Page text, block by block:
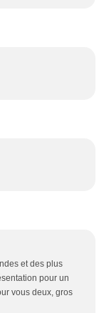
et des plus
pour un
vous deux, gros